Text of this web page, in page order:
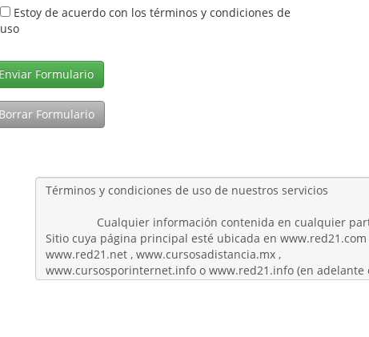
Estoy de acuerdo con los términos y condiciones de
uso